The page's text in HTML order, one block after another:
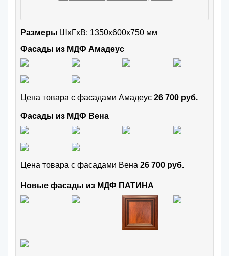
Размеры ШxГхВ: 1350x600x750 мм
Фасады из МДФ Амадеус
Цена товара с фасадами Амадеус 26 700 руб.
Фасады из МДФ Вена
Цена товара с фасадами Вена 26 700 руб.
Новые фасады из МДФ ПАТИНА